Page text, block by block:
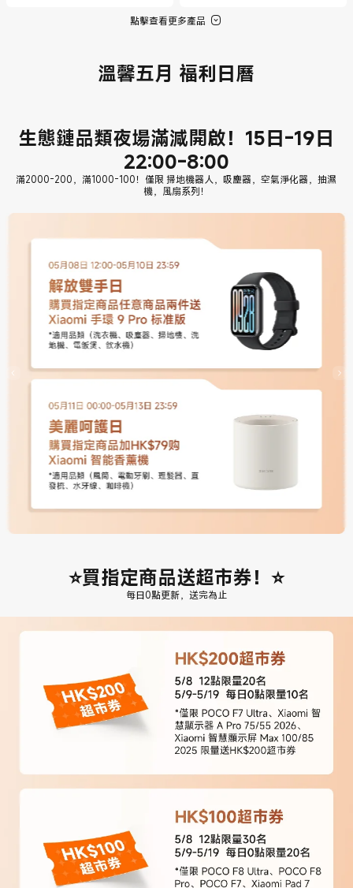
點擊查看更多產品
溫馨五月 福利日曆
生態鏈品類夜場滿減開啟！15日-19日
22:00-8:00
滿2000-200，滿1000-100！僅限 掃地機器人，吸塵器，空氣淨化器，抽濕
機，風扇系列！
⭐買指定商品送超市券！⭐
每日0點更新，送完為止